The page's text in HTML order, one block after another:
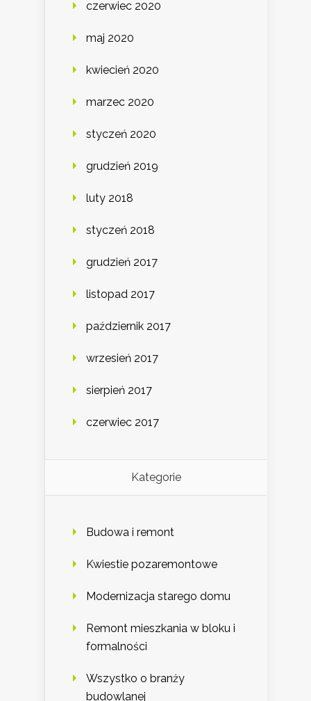
czerwiec 2020
maj 2020
kwiecień 2020
marzec 2020
styczeń 2020
grudzień 2019
luty 2018
styczeń 2018
grudzień 2017
listopad 2017
październik 2017
wrzesień 2017
sierpień 2017
czerwiec 2017
Kategorie
Budowa i remont
Kwiestie pozaremontowe
Modernizacja starego domu
Remont mieszkania w bloku i
formalności
Wszystko o branży
budowlanej